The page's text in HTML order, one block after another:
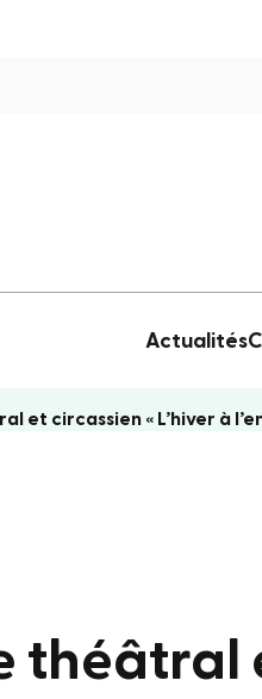
Actualités
et circassien « L’hiver à
théâtral